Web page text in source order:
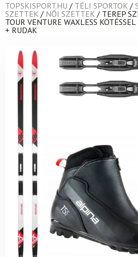
TOPSKISPORT.HU / TÉLI SPORTOK /
SZETTEK / NŐI SZETTEK / TEREP
TOUR VENTURE WAXLESS
+ RUDAK